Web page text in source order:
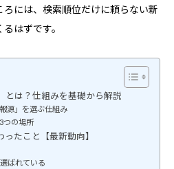
ろには、検索順位だけに頼らない新
はずです。
とは？仕組みを基礎から解説
源」を選ぶ仕組み
つの場所
たこと【最新動向】
ばれている